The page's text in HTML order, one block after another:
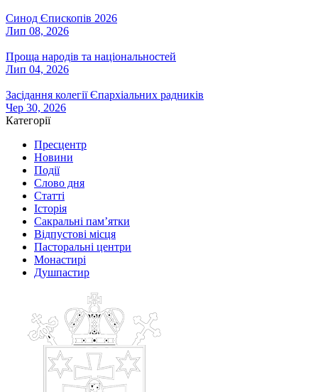
Синод Єпископів 2026
Лип 08, 2026
Проща народів та національностей
Лип 04, 2026
Засідання колегії Єпархіальних радників
Чер 30, 2026
Категорії
Пресцентр
Новини
Події
Слово дня
Статті
Історія
Сакральні пам’ятки
Відпустові місця
Пасторальні центри
Монастирі
Душпастир